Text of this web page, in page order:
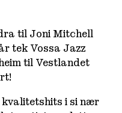
til Joni Mitchell
tek Vossa Jazz
til Vestlandet
kvalitetshits i si nær